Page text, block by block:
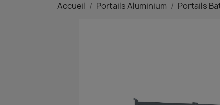
Accueil Portails Aluminium Portails